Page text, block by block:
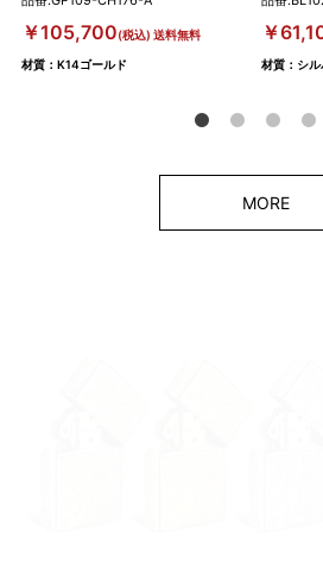
￥105,700(税込) 送料無料
材質：K14ゴールド
￥
材質：シ
MORE